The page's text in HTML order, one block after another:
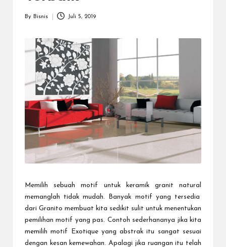
Posted
By Bisnis Juli 5, 2019
Memilih sebuah motif untuk
keramik granit natural
memanglah tidak mudah. Banyak motif yang tersedia
dari Granito membuat kita sedikit sulit untuk menentukan
pemilihan motif yang pas. Contoh sederhananya jika kita
memilih motif Exotique yang abstrak itu sangat sesuai
dengan kesan kemewahan. Apalagi jika ruangan itu telah